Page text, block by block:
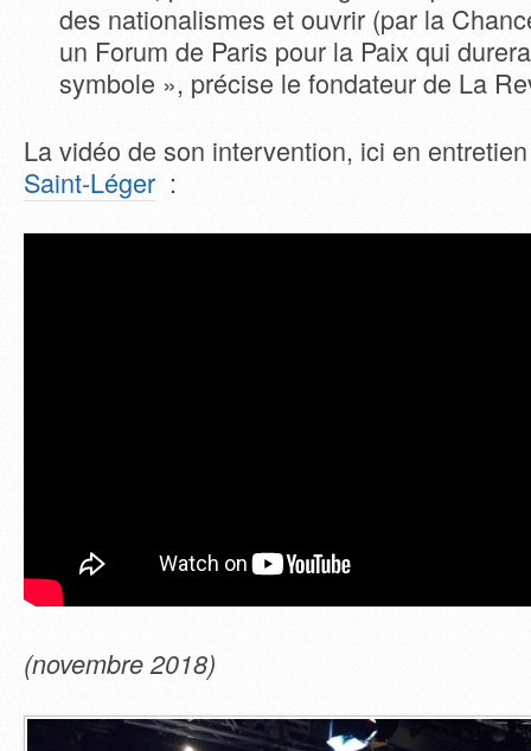
des nationalismes et ouvrir (par la
un Forum de Paris pour la Paix qui
symbole », précise le fondateur de La
La vidéo de son intervention, ici en
Saint-Léger :
(novembre 2018)